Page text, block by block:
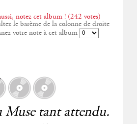
notez cet album ! (242 votes)
le barème de la colonne de droite
votre note à cet album
Muse tant attendu.